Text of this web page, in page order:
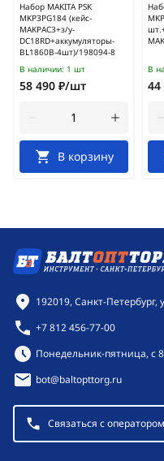
Набор MAKITA PSK
MKP3PG184 (кейс-
MAKPAC3+з/у-
DC18RD+аккумуляторы-
BL1860B-4шт)/198094-8
В наличии: 1 шт
58 490 ₽/шт
В корзину
В
Контактная
192019, Санкт-Петербург,
+7 812 456-77-00
Режим работы:
Понедельник-пятница, с
bot@baltopttorg.ru
Связаться с оператором